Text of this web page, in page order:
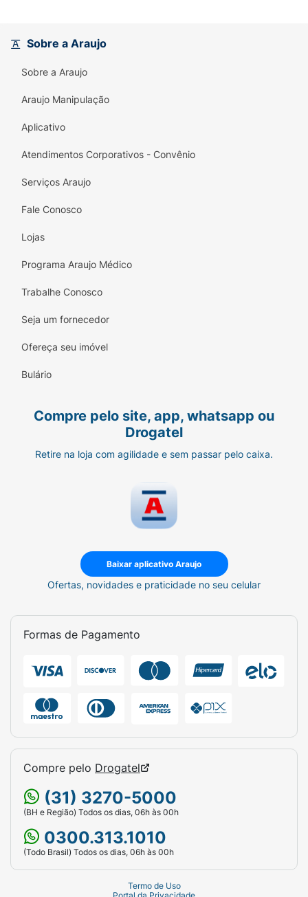
Sobre a Araujo
Sobre a Araujo
Araujo Manipulação
Aplicativo
Atendimentos Corporativos - Convênio
Serviços Araujo
Fale Conosco
Lojas
Programa Araujo Médico
Trabalhe Conosco
Seja um fornecedor
Ofereça seu imóvel
Bulário
Compre pelo site, app, whatsapp ou
Drogatel
Retire na loja com agilidade e sem passar pelo caixa.
Baixar aplicativo Araujo
Ofertas, novidades e praticidade no seu celular
Formas de Pagamento
Compre pelo Drogatel
(31) 3270-5000
(BH e Região) Todos os dias, 06h às 00h
0300.313.1010
(Todo Brasil) Todos os dias, 06h às 00h
Termo de Uso